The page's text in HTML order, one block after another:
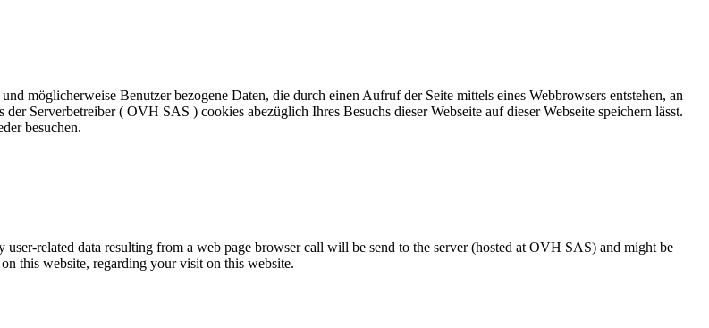
möglicherweise Benutzer bezogene Daten, die durch einen Aufruf der Seite mittels eines Webbrowsers entstehen, an
Serverbetreiber ( OVH SAS ) cookies abezüglich Ihres Besuchs dieser Webseite auf dieser Webseite speichern lässt.
besuchen.
related data resulting from a web page browser call will be send to the server (hosted at OVH SAS) and might be
this website, regarding your visit on this website.